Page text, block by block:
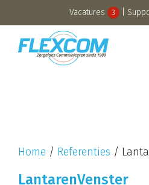
Vacatures 3
Home / Referenties /
LantarenVenster